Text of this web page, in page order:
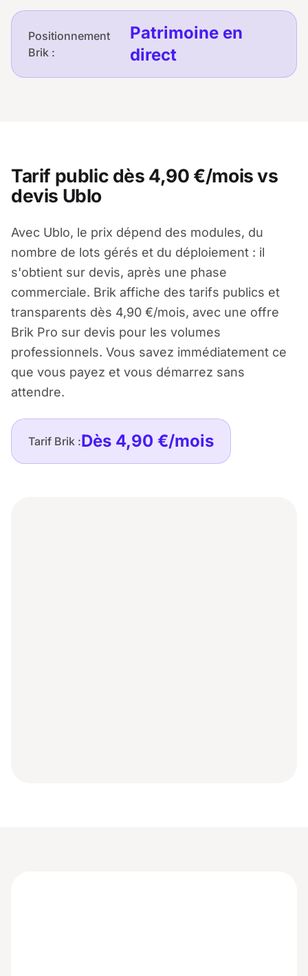
Positionnement
Brik :
Patrimoine en
direct
Tarif public dès 4,90 €/mois vs
devis Ublo
Avec Ublo, le prix dépend des modules, du
nombre de lots gérés et du déploiement : il
s'obtient sur devis, après une phase
commerciale. Brik affiche des tarifs publics et
transparents dès 4,90 €/mois, avec une offre
Brik Pro sur devis pour les volumes
professionnels. Vous savez immédiatement ce
que vous payez et vous démarrez sans
attendre.
Tarif Brik :Dès 4,90 €/mois